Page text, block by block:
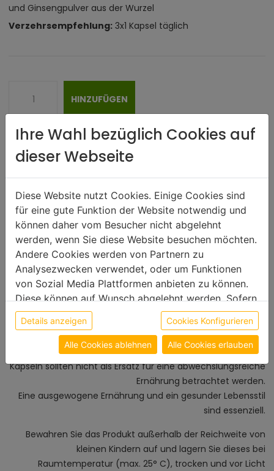
und Ginsengpulver aus der Wurzel
Verzehrsempfehlung: 3x1 Kapsel täglich
HINZUFÜGEN
Wichtiger Hinweis zu Ginko &
Ginseng - 70 Kapseln
Bitte beachten Sie, dass unser TTM Produkt Ginko &
Ginseng - 70 Kapseln kein Medikament ist und daher nicht
den Arzt oder Therapeuten ersetzt.
Es dient als Nahrungsergänzungsmittel, dass unterstützend
bei verschiedenen gesundheitlichen Herausforderungen
eingesetzt werden kann.
Nahrungsergänzungsmittel wie Ginko & Ginseng - 70
Kapseln sollten nicht als Ersatz für eine abwechslungsreiche
Ernährung betrachtet werden.
Eine ausgewogene Ernährung und ein gesunder Lebensstil
sind essenziell.
Bewahren Sie das Produkt außerhalb der Reichweite von
kleinen Kindern auf und lagern Sie dieses bei
Raumtemperatur (max. 25° C), trocken und vor Licht
Ihre Wahl bezüglich Cookies auf
dieser Webseite
Diese Website nutzt Cookies. Einige Cookies sind
für eine gute Funktion der Website notwendig und
können daher vom Besucher nicht abgelehnt
werden, wenn Sie diese Website besuchen möchten.
Andere Cookies werden von Partnern zu
Analysezwecken verwendet, oder um Funktionen
von Sozial Media Plattformen anbieten zu können.
Diese können auf Wunsch abgelehnt werden. Sofern
sie unsere Webseite weiter nutzen, geben Sie
Einwilligung zu unseren Cookies.
Details anzeigen Cookies Konfigurieren
Alle Cookies ablehnen Alle Cookies erlauben